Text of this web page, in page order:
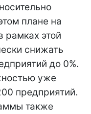
плане на
рамках этой
снижать
до 0%.
уже
предприятий.
также